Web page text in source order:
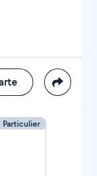
Particulier